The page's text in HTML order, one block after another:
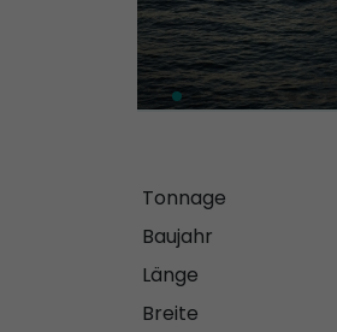
Tonnage
Baujahr
Länge
Breite